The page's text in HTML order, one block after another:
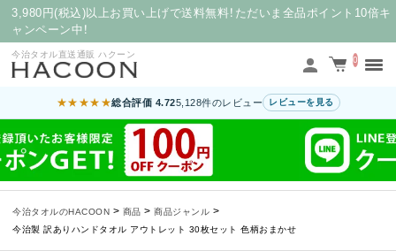
3,980円(税込)以上お買い上げで送料無料！ただいま全品ポイント10倍キ
ャンペーン中！
今治タオル直送通販 ハクーン
0
★★★★★総合評価 4.725,128件のレビュー レビューを見る
今治タオルのHACOON > 商品 > 商品ジャンル >
今治製 訳ありハンドタオル アウトレット 30枚セット 色柄おまかせ